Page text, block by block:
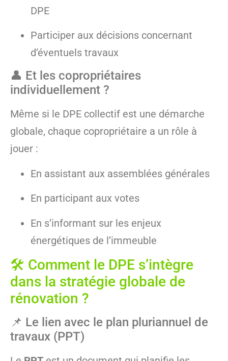
DPE
Participer aux décisions concernant
d’éventuels travaux
👤 Et les copropriétaires
individuellement ?
Même si le DPE collectif est une démarche
globale, chaque copropriétaire a un rôle à
jouer :
En assistant aux assemblées générales
En participant aux votes
En s’informant sur les enjeux
énergétiques de l’immeuble
🛠️ Comment le DPE s’intègre
dans la stratégie globale de
rénovation ?
📌 Le lien avec le plan pluriannuel de
travaux (PPT)